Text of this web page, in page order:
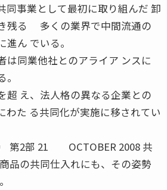
同事業として最初に取り組んだ 卸
残る 多くの業界で中間流通の
ん でいる。
は同業他社とのアライア ンスに
超 え、法人格の異なる企業との
わた る共同化が実施に移されてい
部 21 OCTOBER 2008 共
品の共同仕入れにも、その姿勢